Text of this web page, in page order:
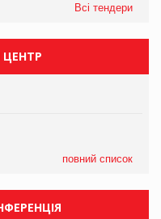
Всі тендери
ЦЕНТР
повний список